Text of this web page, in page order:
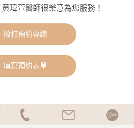
瑋萱醫師很樂意為您服務！
撥打預約專線
填寫預約表單